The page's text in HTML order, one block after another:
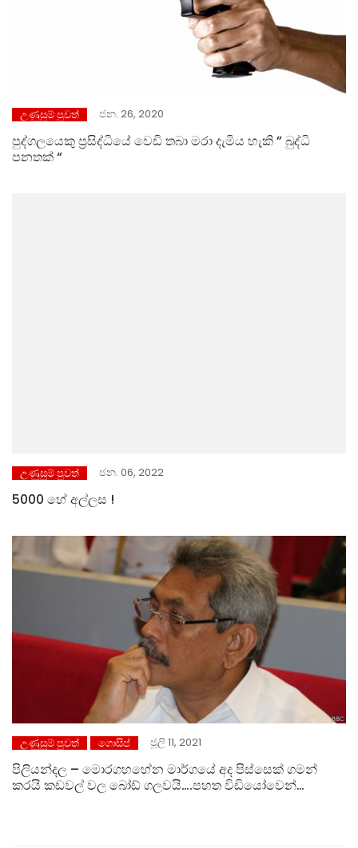
උණුසුම් පුවත් ජන. 26, 2020
පුද්ගලයෙකු ප්‍රසිද්ධියේ වෙඩි තබා මරා දැමිය හැකි ” බුද්ධි
පනතක් “
උණුසුම් පුවත් ජන. 06, 2022
5000 හේ අල්ලස !
උණුසුම් පුවත් ගොසිප් ජූලි 11, 2021
පිලියන්දල – මොරගහහේන මාර්ගයේ අද පිස්සෙක් ගමන්
කරයි කඩවල් වල බෝඩ් ගලවයි….පහත විඩියෝවෙන්